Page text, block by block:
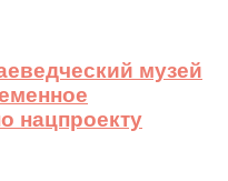
музей
нацпроекту